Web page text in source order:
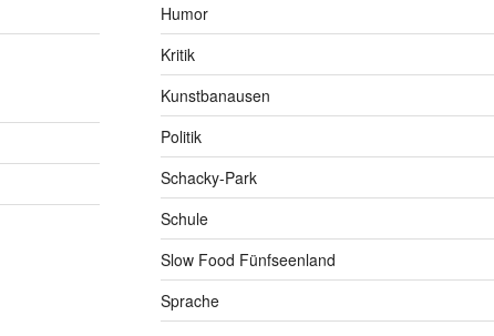
Humor
Kritik
Kunstbanausen
Politik
Schacky-Park
Schule
Slow Food Fünfseenland
Sprache